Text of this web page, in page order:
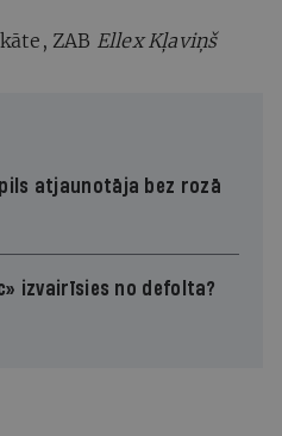
ZAB Ellex Kļaviņš
pils atjaunotāja bez rozā
izvairīsies no defolta?